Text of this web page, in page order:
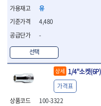
- 방폭가위
- 방폭스패너
- 방폭비트소켓
- 방폭아답타
- 방폭T렌치
- 방폭드라이버
- 방폭펀치
- 절연포지비트소켓
철공공구
유
4,480
-
선택
상세 1/4"소켓(6P)
100-3322
가격표